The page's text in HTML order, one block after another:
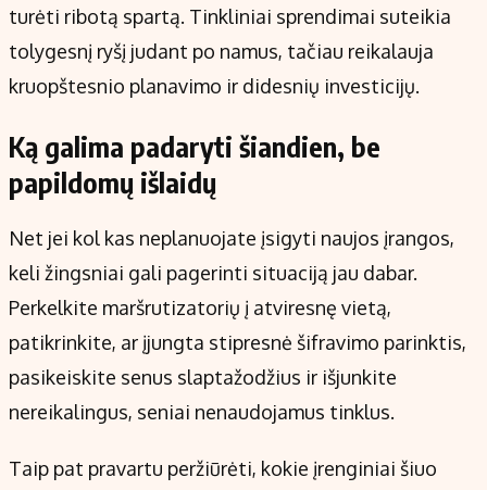
turėti ribotą spartą. Tinkliniai sprendimai suteikia
tolygesnį ryšį judant po namus, tačiau reikalauja
kruopštesnio planavimo ir didesnių investicijų.
Ką galima padaryti šiandien, be
papildomų išlaidų
Net jei kol kas neplanuojate įsigyti naujos įrangos,
keli žingsniai gali pagerinti situaciją jau dabar.
Perkelkite maršrutizatorių į atviresnę vietą,
patikrinkite, ar įjungta stipresnė šifravimo parinktis,
pasikeiskite senus slaptažodžius ir išjunkite
nereikalingus, seniai nenaudojamus tinklus.
Taip pat pravartu peržiūrėti, kokie įrenginiai šiuo